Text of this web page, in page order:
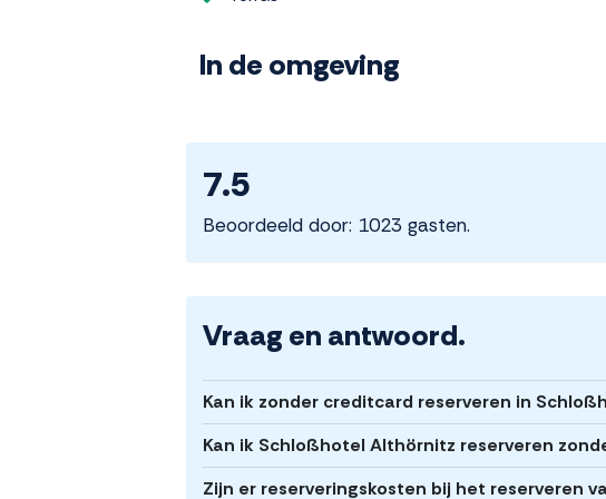
In de omgeving
7.5
Beoordeeld door: 1023 gasten.
Vraag en antwoord.
Kan ik zonder creditcard reserveren in
Kan ik Schloßhotel Althörnitz reserveren
Zijn er reserveringskosten bij het reserveren